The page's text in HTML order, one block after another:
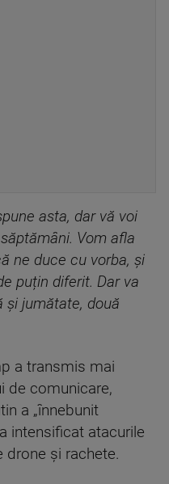
asta, dar vă voi
Vom afla
ne duce cu vorba, și
puțin diferit. Dar va
și jumătate, două
a transmis mai
de comunicare,
a „înnebunit
intensificat atacurile
drone și rachete.